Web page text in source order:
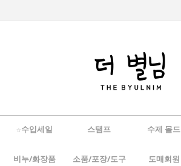
☆수입세일 스탬프 수제 몰드
비누/화장품 소품/포장/도구 도매회원